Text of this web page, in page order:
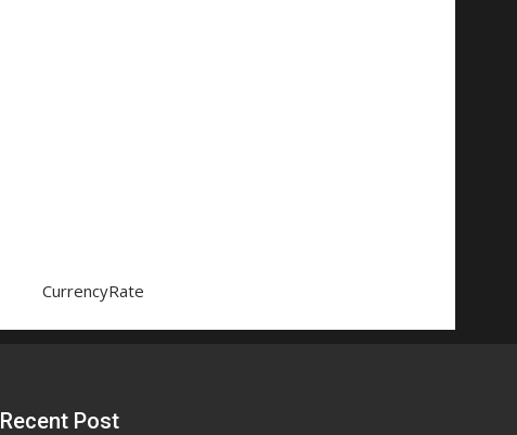
CurrencyRate
Recent Post